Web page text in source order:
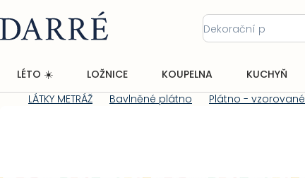
na
obsah
LÉTO ☀️ LOŽNICE KOUPELNA KUCHYŇ
LÁTKY METRÁŽ Bavlněné plátno Plátno - vzorované